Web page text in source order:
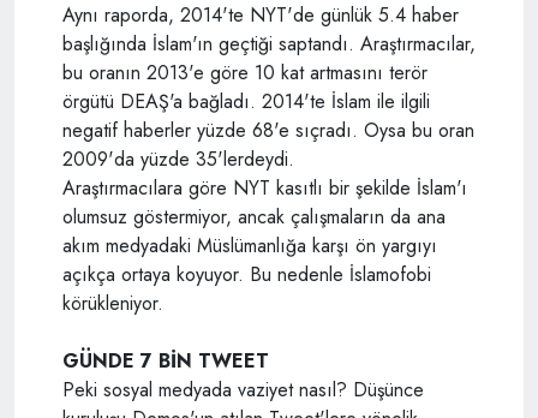
Aynı raporda, 2014'te NYT'de günlük 5.4 haber
başlığında İslam'ın geçtiği saptandı. Araştırmacılar,
bu oranın 2013'e göre 10 kat artmasını terör
örgütü DEAŞ'a bağladı. 2014'te İslam ile ilgili
negatif haberler yüzde 68'e sıçradı. Oysa bu oran
2009'da yüzde 35'lerdeydi.
Araştırmacılara göre NYT kasıtlı bir şekilde İslam'ı
olumsuz göstermiyor, ancak çalışmaların da ana
akım medyadaki Müslümanlığa karşı ön yargıyı
açıkça ortaya koyuyor. Bu nedenle İslamofobi
körükleniyor.
GÜNDE 7 BİN TWEET
Peki sosyal medyada vaziyet nasıl? Düşünce